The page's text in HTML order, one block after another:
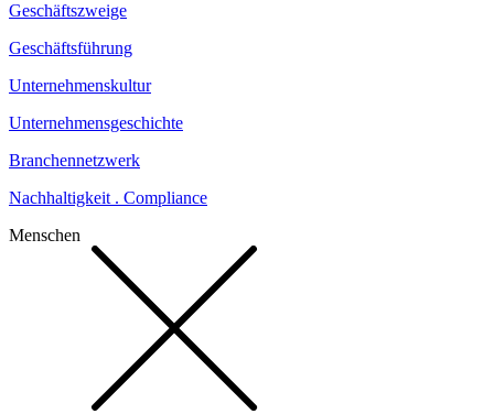
Geschäftszweige
Geschäftsführung
Unternehmenskultur
Unternehmensgeschichte
Branchennetzwerk
Nachhaltigkeit . Compliance
Menschen